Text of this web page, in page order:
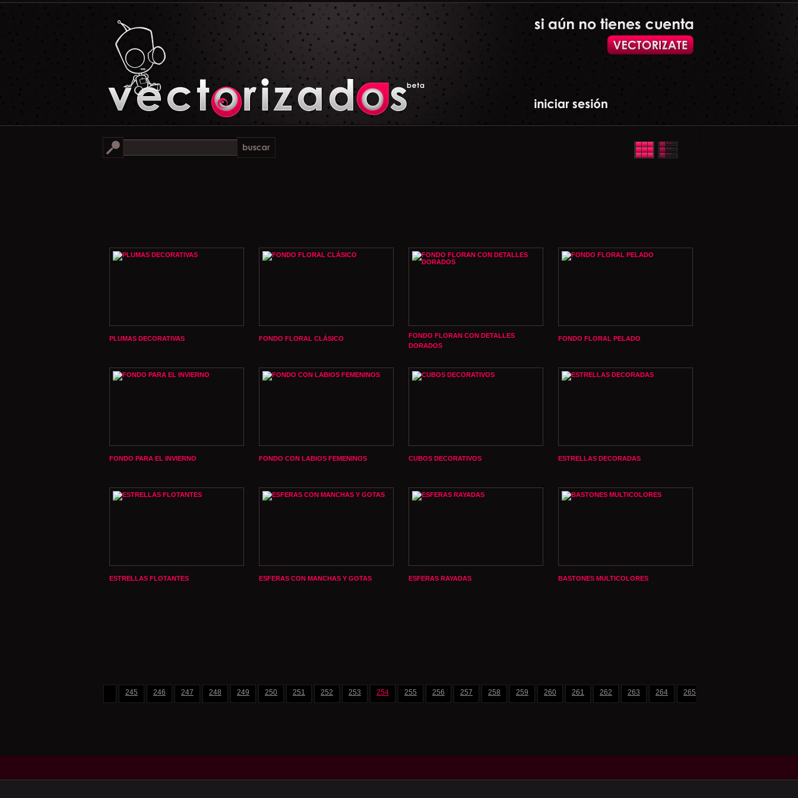
PLUMAS DECORATIVAS FONDO FLORAL CLÁSICO
FONDO FLORAN CON DETALLES
DORADOS
FONDO FLORAL PELADO
FONDO PARA EL INVIERNO FONDO CON LABIOS FEMENINOS CUBOS DECORATIVOS ESTRELLAS DECORADAS
ESTRELLAS FLOTANTES ESFERAS CON MANCHAS Y GOTAS ESFERAS RAYADAS BASTONES MULTICOLORES
245 246 247 248 249 250 251 252 253 254 255 256 257 258 259 260 261 262 263 264 265